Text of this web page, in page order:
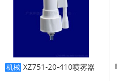
机械 XZ751-20-410喷雾器